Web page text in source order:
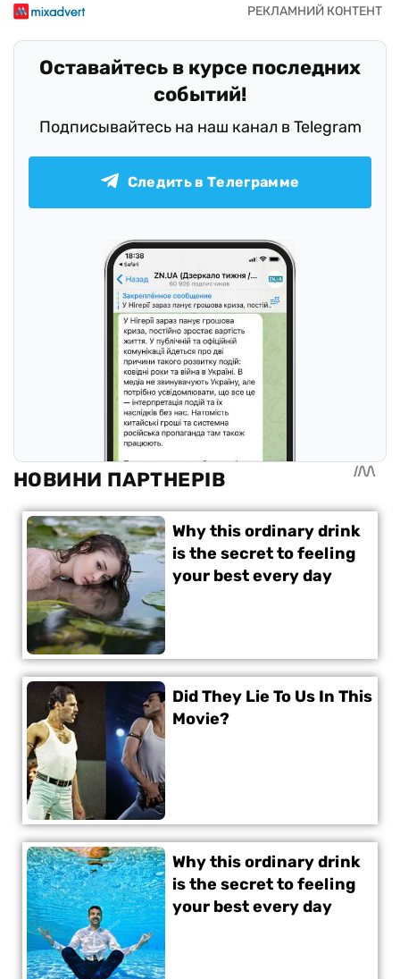
Оставайтесь в курсе последних
событий!
Подписывайтесь на наш канал в Telegram
Следить в Телеграмме